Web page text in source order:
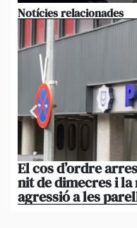
Notícies relacionades
El cos d’ordre
nit de dimecres i
agressió a les